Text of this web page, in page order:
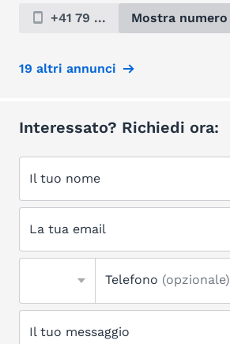
+41 79 ... Mostra numero
19 altri annunci
Interessato? Richiedi ora:
Il tuo nome
La tua email
Telefono (opzionale)
Il tuo messaggio